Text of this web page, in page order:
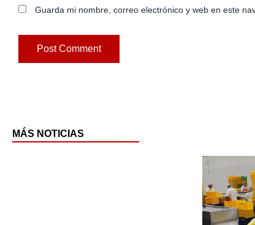
Guarda mi nombre, correo electrónico y web en este
MÁS NOTICIAS